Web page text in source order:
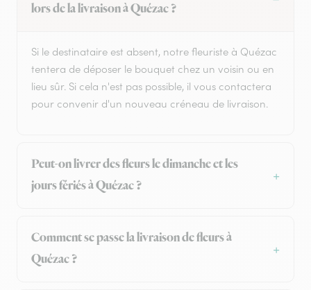
lors de la livraison à Quézac ?
Si le destinataire est absent, notre fleuriste à Quézac
tentera de déposer le bouquet chez un voisin ou en
lieu sûr. Si cela n'est pas possible, il vous contactera
pour convenir d'un nouveau créneau de livraison.
Peut-on livrer des fleurs le dimanche et les
jours fériés à Quézac ?
Comment se passe la livraison de fleurs à
Quézac ?